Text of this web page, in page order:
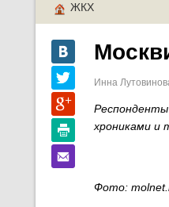
ЖКХ
Инна
хрониками и
Фото: